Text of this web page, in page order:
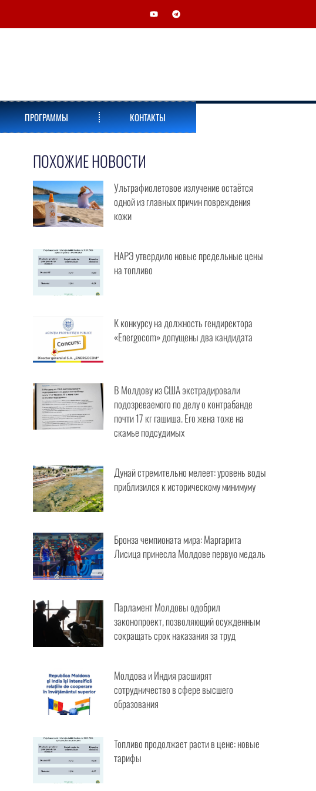
ПРОГРАММЫ КОНТАКТЫ
ПОХОЖИЕ НОВОСТИ
Ультрафиолетовое излучение остаётся
одной из главных причин повреждения
кожи
НАРЭ утвердило новые предельные цены
на топливо
К конкурсу на должность гендиректора
«Energocom» допущены два кандидата
В Молдову из США экстрадировали
подозреваемого по делу о контрабанде
почти 17 кг гашиша. Его жена тоже на
скамье подсудимых
Дунай стремительно мелеет: уровень воды
приблизился к историческому минимуму
Бронза чемпионата мира: Маргарита
Лисица принесла Молдове первую медаль
Парламент Молдовы одобрил
законопроект, позволяющий осужденным
сокращать срок наказания за труд
Молдова и Индия расширят
сотрудничество в сфере высшего
образования
Топливо продолжает расти в цене: новые
тарифы